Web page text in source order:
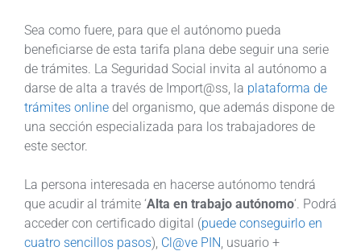
Sea como fuere, para que el autónomo pueda
beneficiarse de esta tarifa plana debe seguir una serie
de trámites. La Seguridad Social invita al autónomo a
darse de alta a través de Import@ss, la plataforma de
trámites online del organismo, que además dispone de
una sección especializada para los trabajadores de
este sector.
La persona interesada en hacerse autónomo tendrá
que acudir al trámite ‘Alta en trabajo autónomo‘. Podrá
acceder con certificado digital (puede conseguirlo en
cuatro sencillos pasos), Cl@ve PIN , usuario +